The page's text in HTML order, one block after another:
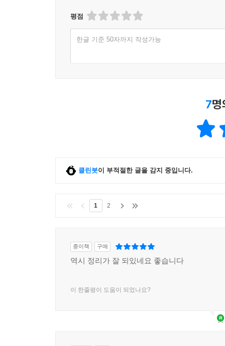
평점
한글 기준 50자까지 작성가능
7
클린봇이 부적절한 글을 감지 중입니다.
1 2
종이책 구매
역시 정리가 잘 되있네요 좋습니다
이 한줄평이 도움이 되었나요?